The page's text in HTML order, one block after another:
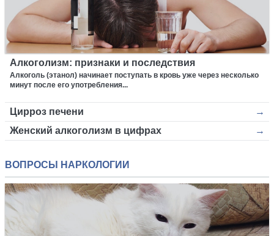
Алкоголизм: признаки и последствия
Алкоголь (этанол) начинает поступать в кровь уже через несколько
минут после его употребления...
Цирроз печени
Женский алкоголизм в цифрах
ВОПРОСЫ НАРКОЛОГИИ